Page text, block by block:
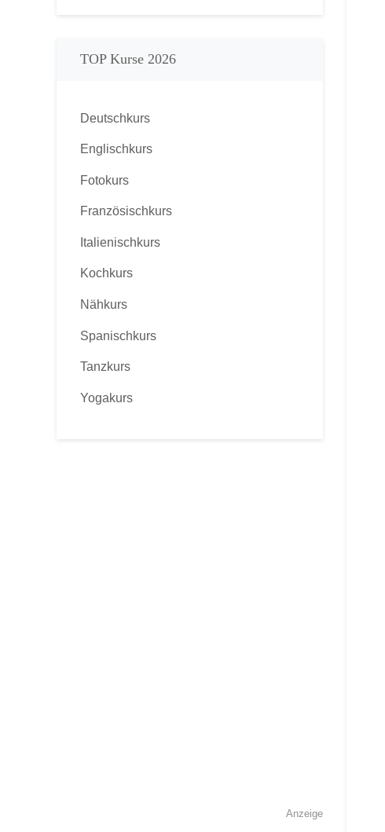
TOP Kurse 2026
Deutschkurs
Englischkurs
Fotokurs
Französischkurs
Italienischkurs
Kochkurs
Nähkurs
Spanischkurs
Tanzkurs
Yogakurs
Anzeige